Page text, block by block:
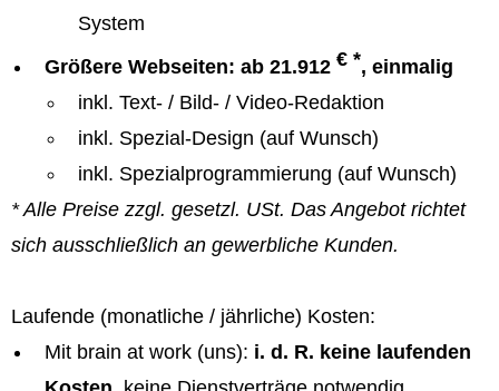
System
Größere Webseiten: ab 21.912 € *, einmalig
inkl. Text- / Bild- / Video-Redaktion
inkl. Spezial-Design (auf Wunsch)
inkl. Spezialprogrammierung (auf Wunsch)
* Alle Preise zzgl. gesetzl. USt. Das Angebot richtet
sich ausschließlich an gewerbliche Kunden.
Laufende (monatliche / jährliche) Kosten:
Mit brain at work (uns): i. d. R. keine laufenden